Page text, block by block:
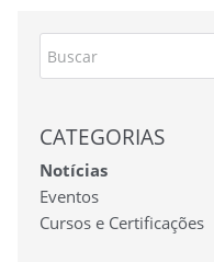
CATEGORIAS
Notícias
Eventos
Cursos e Certificações